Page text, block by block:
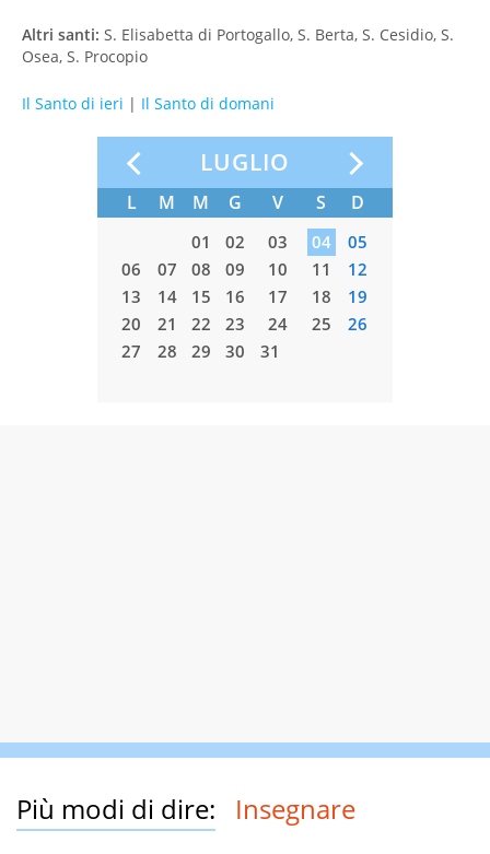
Altri santi: S. Elisabetta di Portogallo, S. Berta, S. Cesidio, S.
Osea, S. Procopio
Il Santo di ieri | Il Santo di domani
LUGLIO
L M M G V S D
01 02 03 04
05
06
07 08 09 10 11
12
13
14 15 16 17 18
19
20
21 22 23 24 25
26
27
28 29 30 31
Più modi di dire: Insegnare